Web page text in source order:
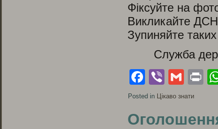
Фіксуйте на
Викликайте
Зупиняйте
Служба
Facebook
Viber
Posted in Цікаво знати